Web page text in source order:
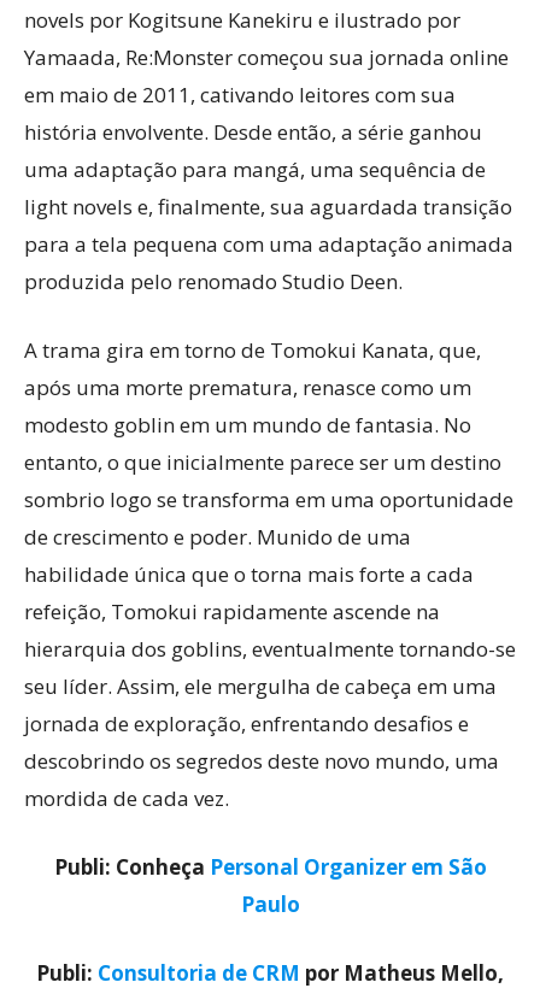
novels por Kogitsune Kanekiru e ilustrado por
Yamaada, Re:Monster começou sua jornada online
em maio de 2011, cativando leitores com sua
história envolvente. Desde então, a série ganhou
uma adaptação para mangá, uma sequência de
light novels e, finalmente, sua aguardada transição
para a tela pequena com uma adaptação animada
produzida pelo renomado Studio Deen.
A trama gira em torno de Tomokui Kanata, que,
após uma morte prematura, renasce como um
modesto goblin em um mundo de fantasia. No
entanto, o que inicialmente parece ser um destino
sombrio logo se transforma em uma oportunidade
de crescimento e poder. Munido de uma
habilidade única que o torna mais forte a cada
refeição, Tomokui rapidamente ascende na
hierarquia dos goblins, eventualmente tornando-se
seu líder. Assim, ele mergulha de cabeça em uma
jornada de exploração, enfrentando desafios e
descobrindo os segredos deste novo mundo, uma
mordida de cada vez.
Publi: Conheça Personal Organizer em São
Paulo
Publi: Consultoria de CRM por Matheus Mello,